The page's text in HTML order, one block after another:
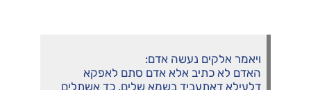
ויאמר אלקים נעשה אדם:
האדם לא כתיב אלא אדם סתם לאפקא
דלעילא דאתעביד בשמא שלים. כד אשתלים